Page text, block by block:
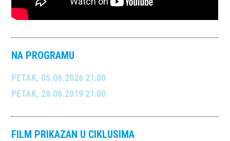
NA PROGRAMU
PETAK, 05.06.2026 21:00
PETAK, 28.06.2019 21:00
FILM PRIKAZAN U CIKLUSIMA